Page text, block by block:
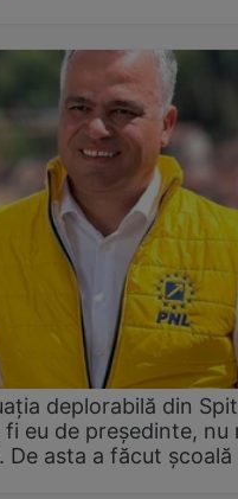
deplorabilă din
eu de președinte, nu
De asta a făcut școală